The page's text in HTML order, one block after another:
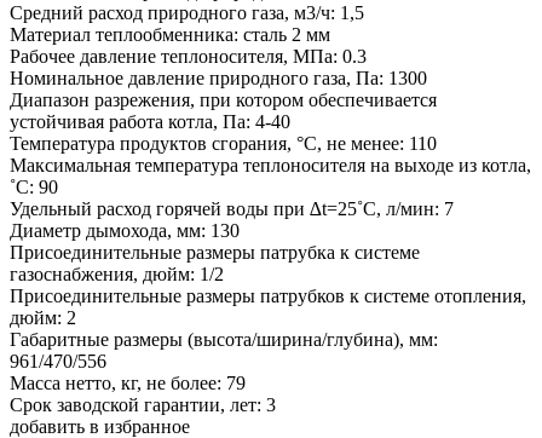
Средний расход природного газа, м3/ч: 1,5
Материал теплообменника: сталь 2 мм
Рабочее давление теплоносителя, МПа: 0.3
Номинальное давление природного газа, Па: 1300
Диапазон разрежения, при котором обеспечивается
устойчивая работа котла, Па: 4-40
Температура продуктов сгорания, °С, не менее: 110
Максимальная температура теплоносителя на выходе из котла,
˚С: 90
Удельный расход горячей воды при ∆t=25˚С, л/мин: 7
Диаметр дымохода, мм: 130
Присоединительные размеры патрубка к системе
газоснабжения, дюйм: 1/2
Присоединительные размеры патрубков к системе отопления,
дюйм: 2
Габаритные размеры (высота/ширина/глубина), мм:
961/470/556
Масса нетто, кг, не более: 79
Срок заводской гарантии, лет: 3
добавить в избранное